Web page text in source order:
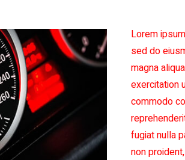
Lorem
sed do
magna
exercitation
commodo
fugiat nulla
non